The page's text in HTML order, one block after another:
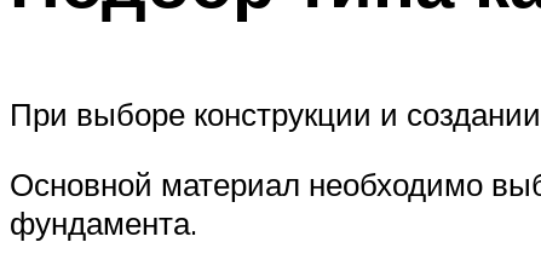
При выборе конструкции и
Основной материал необходимо
фундамента.